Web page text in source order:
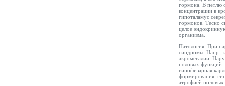
гормона. В петлю
концентрации в
гипоталамус
гормонов. Тесно
целое
организма.
Патология. При
синдромы. Напр.,
акромегалии.
половых функций.
гипофизарная
формирования,
атрофией половых